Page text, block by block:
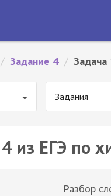
/ Задание 4 / Задача
Задания
из ЕГЭ по
Разбор